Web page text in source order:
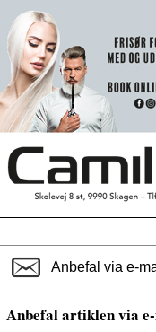
Anbefal via e-
Anbefal artiklen via